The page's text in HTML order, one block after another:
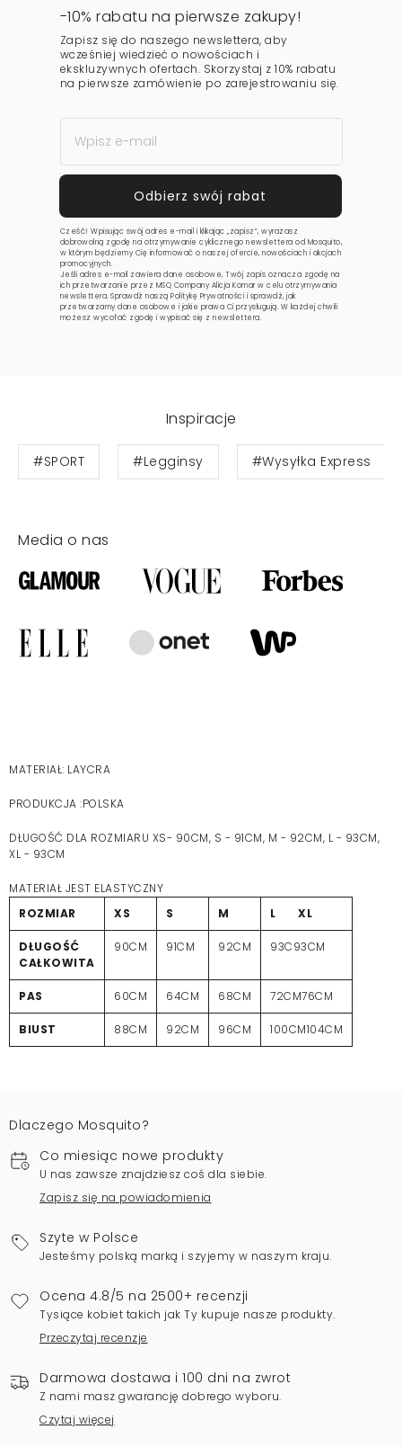
-10% rabatu na pierwsze zakupy!
Zapisz się do naszego newslettera, aby
wcześniej wiedzieć o nowościach i
ekskluzywnych ofertach. Skorzystaj z 10% rabatu
na pierwsze zamówienie po zarejestrowaniu się.
Cześć! Wpisując swój adres e-mail i klikając „zapisz”, wyrażasz
dobrowolną zgodę na otrzymywanie cyklicznego newslettera od Mosquito,
w którym będziemy Cię informować o naszej ofercie, nowościach i akcjach
promocyjnych.
Jeśli adres e-mail zawiera dane osobowe, Twój zapis oznacza zgodę na
ich przetwarzanie przez MSQ Company Alicja Komar w celu otrzymywania
newslettera. Sprawdź naszą Politykę Prywatnościi sprawdź, jak
przetwarzamy dane osobowe i jakie prawa Ci przysługują. W każdej chwili
możesz wycofać zgodę i wypisać się z newslettera.
Inspiracje
#SPORT #Legginsy #Wysyłka Express
Media o nas
MATERIAŁ: LAYCRA
PRODUKCJA :POLSKA
DŁUGOŚĆ DLA ROZMIARU XS- 90CM, S - 91CM, M - 92CM, L - 93CM,
XL - 93CM
MATERIAŁ JEST ELASTYCZNY
ROZMIAR
XS S M L XL
DŁUGOŚĆ
CAŁKOWITA
90CM 91CM 92CM 93C93CM
PAS 60CM 64CM 68CM 72CM76CM
BIUST 88CM 92CM 96CM 100CM104CM
Dlaczego Mosquito?
Co miesiąc nowe produkty
U nas zawsze znajdziesz coś dla siebie.
Zapisz się na powiadomienia
Szyte w Polsce
Jesteśmy polską marką i szyjemy w naszym kraju.
Ocena 4.8/5 na 2500+ recenzji
Tysiące kobiet takich jak Ty kupuje nasze produkty.
Przeczytaj recenzje
Darmowa dostawa i 100 dni na zwrot
Z nami masz gwarancję dobrego wyboru.
Czytaj więcej